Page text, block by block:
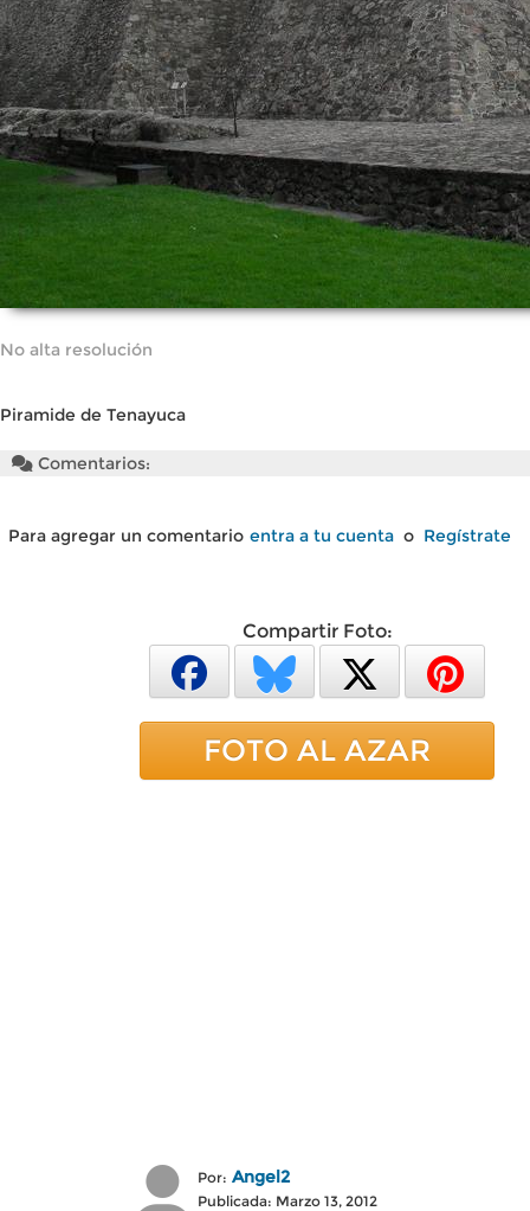
No alta resolución
Piramide de Tenayuca
Comentarios:
Para agregar un comentario entra a tu cuenta o Regístrate
Compartir Foto:
FOTO AL AZAR
Por: Angel2
Publicada: Marzo 13, 2012